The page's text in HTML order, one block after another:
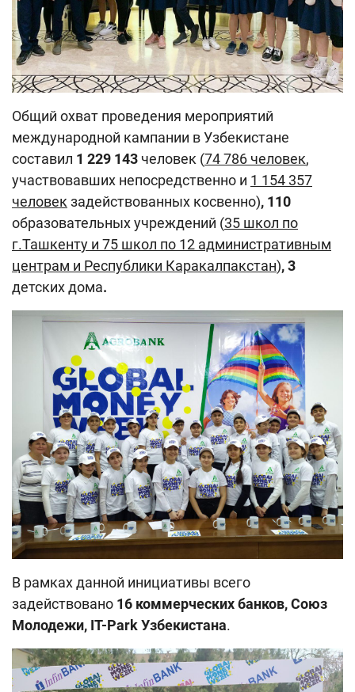
Общий охват проведения мероприятий
международной кампании в Узбекистане
составил 1 229 143 человек (74 786 человек,
участвовавших непосредственно и 1 154 357
человекзадействованных косвенно), 110
образовательных учреждений (35 школ по
г.Ташкенту и 75 школ по 12 административным
центрам и Республики Каракалпакстан), 3
детских дома.
В рамках данной инициативы всего
задействовано 16 коммерческих банков, Союз
Молодежи, IT-Park Узбекистана.